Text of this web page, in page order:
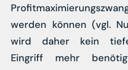
werden können (vgl.
wird daher kein
Eingriff mehr